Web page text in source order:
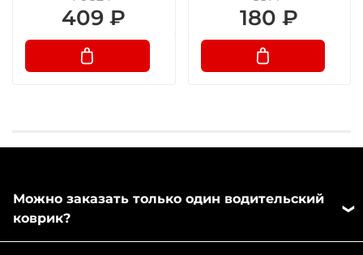
409 ₽ 180 ₽
Можно заказать только один водительский
коврик?